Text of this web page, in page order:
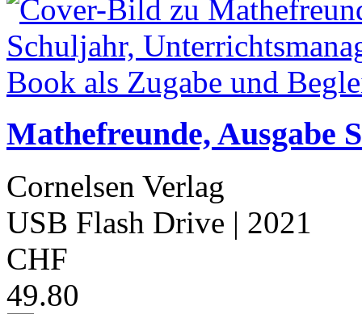
Mathefreunde, Ausgabe
Cornelsen Verlag
USB Flash Drive | 2021
CHF
49.80